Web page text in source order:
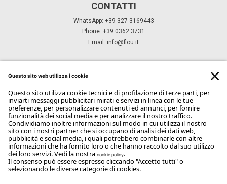
CONTATTI
WhatsApp: +39 327 3169443
Phone: +39 0362 3731
Email: info@flou.it
Iscriviti
Copyright Flou 2026